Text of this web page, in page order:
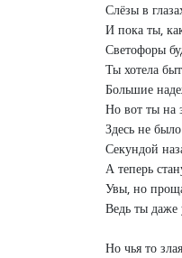
Слёзы в
И пока ты,
Светофоры
Ты хотела
Большие
Но вот ты на
Здесь не
Секундой
А теперь
Увы, но
Ведь ты даже
Но чья то